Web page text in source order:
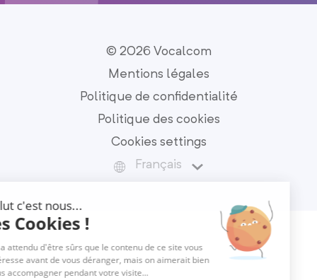
© 2026 Vocalcom
Mentions légales
Politique de confidentialité
Politique des cookies
Cookies settings
Français